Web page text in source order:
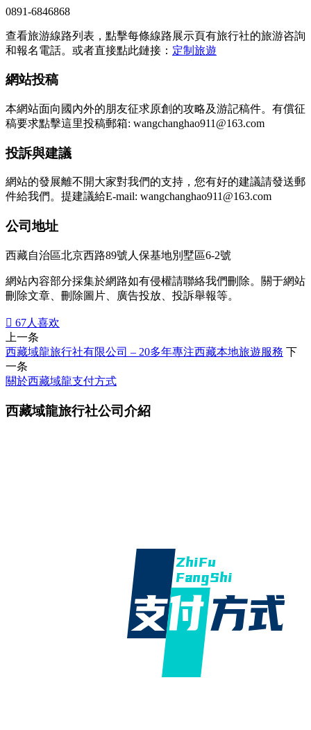
0891-6846868
查看旅游線路列表，點擊每條線路展示頁有旅行社的旅游咨詢
和報名電話。或者直接點此鏈接： 定制旅遊
網站投稿
本網站面向國內外的朋友征求原創的攻略及游記稿件。有償征
稿要求點擊這里投稿郵箱: wangchanghao911@163.com
投訴與建議
網站的發展離不開大家對我們的支持，您有好的建議請發送郵
件給我們。提建議給E-mail: wangchanghao911@163.com
公司地址
西藏自治區北京西路89號人保基地別墅區6-2號
網站內容部分採集於網路如有侵權請聯絡我們刪除。關于網站
刪除文章、刪除圖片、廣告投放、投訴舉報等。
 67人喜欢
上一条
西藏域龍旅行社有限公司 – 20多年專注西藏本地旅遊服務 下
一条
關於西藏域龍支付方式
西藏域龍旅行社公司介紹